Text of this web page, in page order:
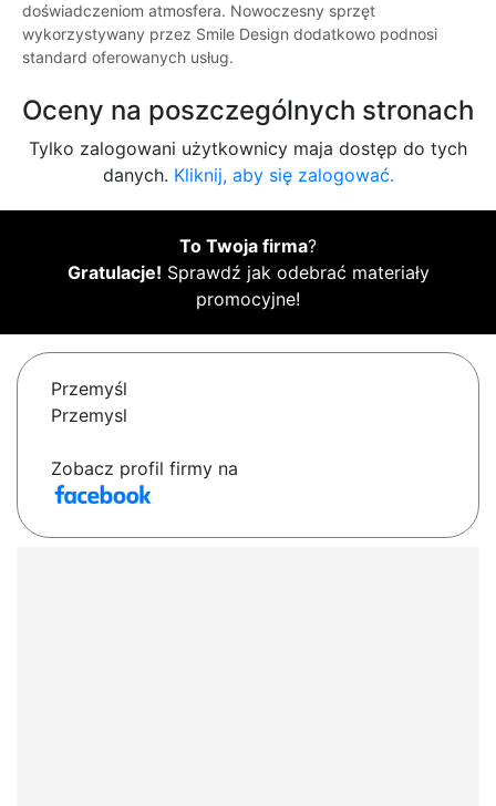
doświadczeniom atmosfera. Nowoczesny sprzęt
wykorzystywany przez Smile Design dodatkowo podnosi
standard oferowanych usług.
Oceny na poszczególnych stronach
Tylko zalogowani użytkownicy maja dostęp do tych
danych. Kliknij, aby się zalogować.
To Twoja firma?
Gratulacje! Sprawdź jak odebrać materiały
promocyjne!
Przemyśl
Przemysl
Zobacz profil firmy na